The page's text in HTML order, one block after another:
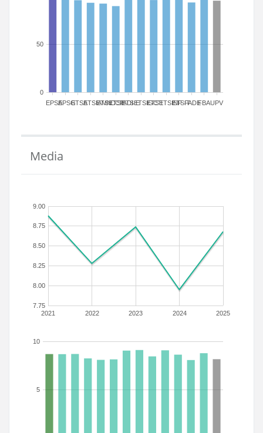
EPSAEPSGETSAETSIAMN
ETSICCP
ETSIADI
ETSIEETSIGCT
ETSIIETSINFETSITFADEFBAUPV
0
50
Media
2021 2022 2023 2024 2025
7.75
8.00
8.25
8.50
8.75
9.00
5
10